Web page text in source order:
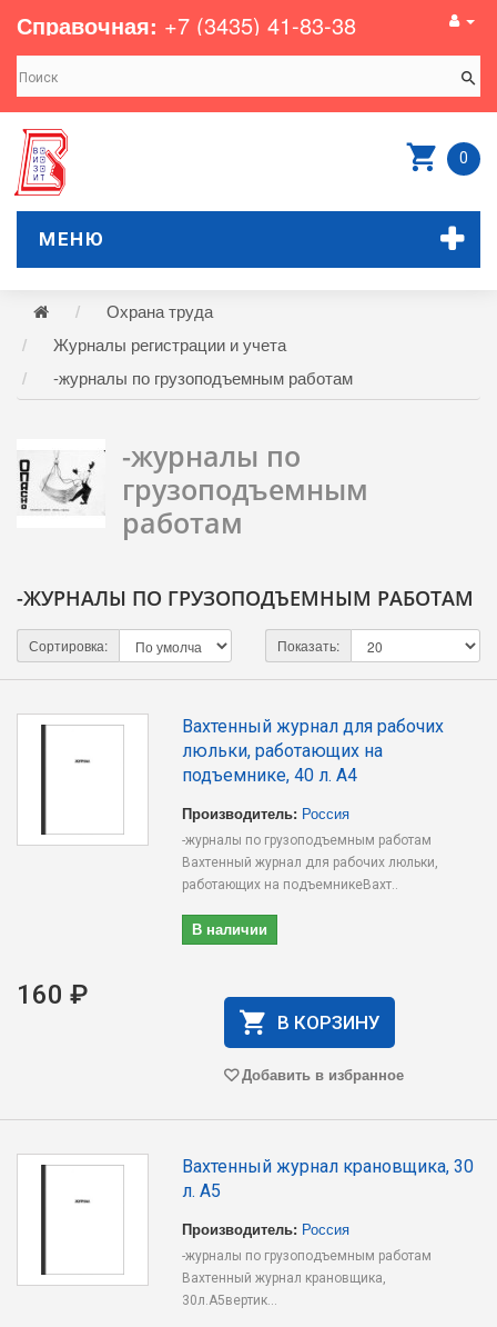
Справочная: +7 (3435) 41-83-38
0
МЕНЮ
Охрана труда
Журналы регистрации и учета
-журналы по грузоподъемным работам
-журналы по
грузоподъемным
работам
-ЖУРНАЛЫ ПО ГРУЗОПОДЪЕМНЫМ РАБОТАМ
Сортировка: Показать:
Вахтенный журнал для рабочих
люльки, работающих на
подъемнике, 40 л. А4
Производитель: Россия
-журналы по грузоподъемным работам
Вахтенный журнал для рабочих люльки,
работающих на подъемникеВахт..
В наличии
160 ₽
В КОРЗИНУ
Добавить в избранное
Вахтенный журнал крановщика, 30
л. А5
Производитель: Россия
-журналы по грузоподъемным работам
Вахтенный журнал крановщика,
30л.А5вертик...